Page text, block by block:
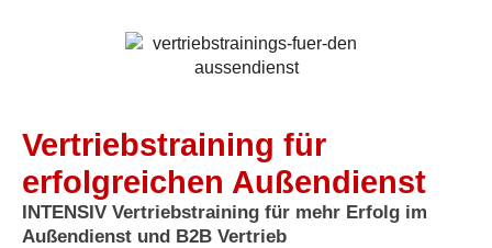
Vertriebstraining für
erfolgreichen Außendienst
INTENSIV Vertriebstraining für mehr Erfolg im
Außendienst und B2B Vertrieb